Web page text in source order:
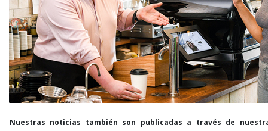
Nuestras noticias también son publicadas a través de